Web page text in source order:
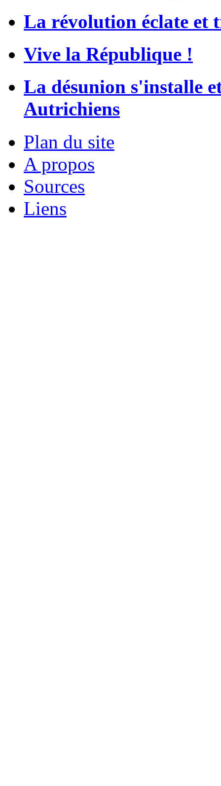
La révolution éclate et
Vive la République !
La désunion s'installe
Autrichiens
Plan du site
A propos
Sources
Liens